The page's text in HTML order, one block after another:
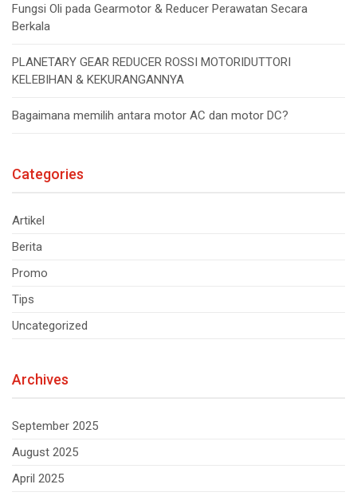
Fungsi Oli pada Gearmotor & Reducer Perawatan Secara
Berkala
PLANETARY GEAR REDUCER ROSSI MOTORIDUTTORI
KELEBIHAN & KEKURANGANNYA
Bagaimana memilih antara motor AC dan motor DC?
Categories
Artikel
Berita
Promo
Tips
Uncategorized
Archives
September 2025
August 2025
April 2025